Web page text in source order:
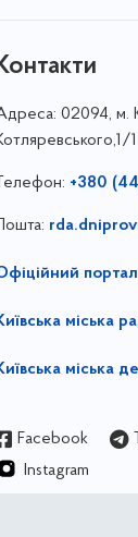
02094, м.
1
Телефон: +380
Пошта:
міська
міська
Facebook
Instagram